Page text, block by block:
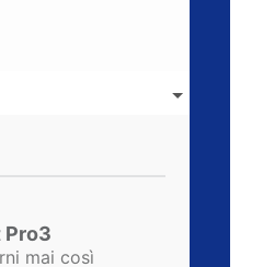
mai così
del
e del
Vigili del